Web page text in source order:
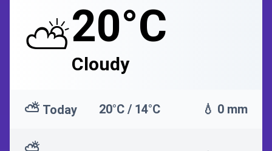
⛅20°C
Cloudy
⛅ Today 20°C / 14°C 💧 0 mm